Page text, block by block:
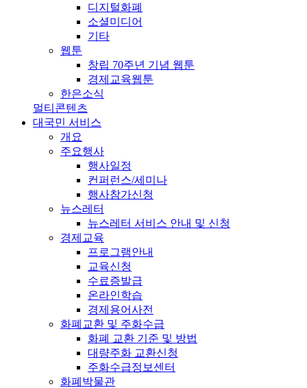
디지털화폐
소셜미디어
기타
웹툰
창립 70주년 기념 웹툰
경제교육웹툰
한은소식
멀티콘텐츠
대국민 서비스
개요
주요행사
행사일정
컨퍼런스/세미나
행사참가신청
뉴스레터
뉴스레터 서비스 안내 및 신청
경제교육
프로그램안내
교육신청
수료증발급
온라인학습
경제용어사전
화폐교환 및 주화수급
화폐 교환 기준 및 방법
대량주화 교환신청
주화수급정보센터
화폐박물관